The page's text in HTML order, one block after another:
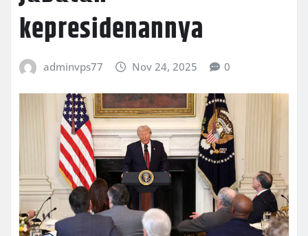
kepresidenannya
adminvps77 Nov 24, 2025 0